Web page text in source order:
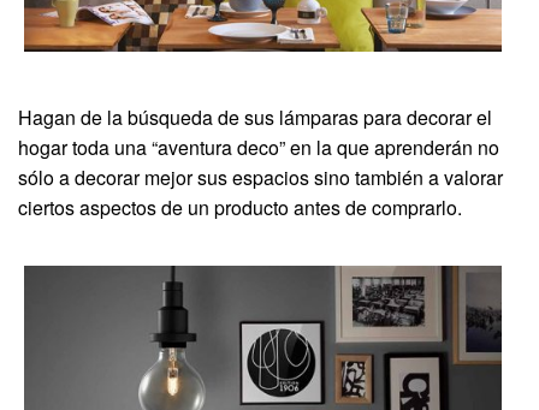
Hagan de la búsqueda de sus lámparas para decorar el
hogar toda una “aventura deco” en la que aprenderán no
sólo a decorar mejor sus espacios sino también a valorar
ciertos aspectos de un producto antes de comprarlo.